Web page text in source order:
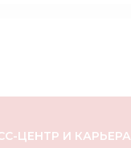
ЦЕНТР И КАРЬЕРА